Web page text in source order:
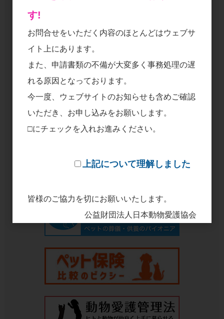
す!
お問合せをいただく内容のほとんどはウェブサ
イト上にあります。
また、申請書類の不備が大変多く事務処理の遅
れる原因となっております。
今一度、ウェブサイトのお知らせも含めご確認
いただき、お申し込みをお願いします。
□にチェックを入れお進みください。
上記について理解しました
皆様のご協力を切にお願いいたします。
公益財団法人日本動物愛護協会